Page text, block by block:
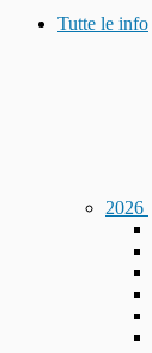
Tutte le info
2026